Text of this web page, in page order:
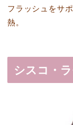
フラッシュをサ
熱。
シスコ・